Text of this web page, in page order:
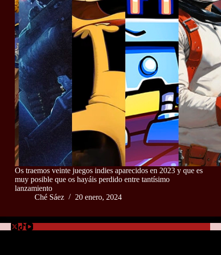
Os traemos veinte juegos indies aparecidos en 2023 y que es
muy posible que os hayáis perdido entre tantísimo
lanzamiento
Ché Sáez
20 enero, 2024